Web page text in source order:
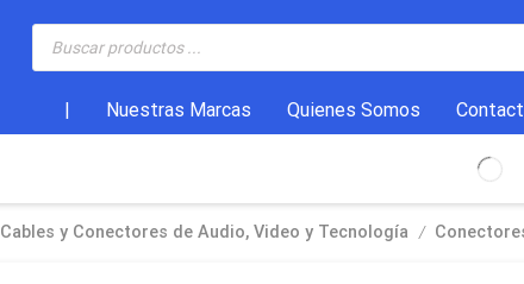
Nuestras Marcas Quienes Somos
Cables y Conectores de Audio, Video y Tecnología /